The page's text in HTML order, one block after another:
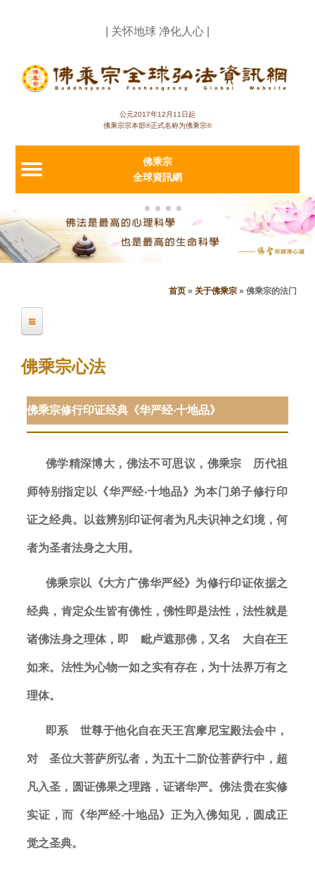
| 关怀地球 净化人心 |
公元2017年12月11日起
佛乘宗宗本部®正式名称为佛乘宗®
佛乘宗
全球資訊網
前
位
首页 » 关于佛乘宗 » 佛乘宗的法门
历代祖师和 宗师
第一代祖师 妙空菩萨
第二代祖师 缘道菩萨
佛乘宗的法门
佛乘宗心法
弘法事业单位
慈善志业
为地球祈福
捐款护持
佛乘宗心法
佛乘宗修行印证经典《华严经‧十地品》
佛学精深博大，佛法不可思议，佛乘宗 历代祖
师特别指定以《华严经‧十地品》为本门弟子修行印
证之经典。以兹辨别印证何者为凡夫识神之幻境，何
者为圣者法身之大用。
佛乘宗以《大方广佛华严经》 为修行印证依据之
经典，肯定众生皆有佛性，佛性即是法性，法性就是
诸佛法身之理体，即 毗卢遮那佛，又名 大自在王
如来。法性为心物一如之实有存在，为十法界万有之
理体。
即系 世尊于他化自在天王宫摩尼宝殿法会中，
对 圣位大菩萨所弘者，为五十二阶位菩萨行中，超
凡入圣，圆证佛果之理路，证诸华严。佛法贵在实修
实证，而《华严经‧十地品》正为入佛知见，圆成正
觉之圣典。